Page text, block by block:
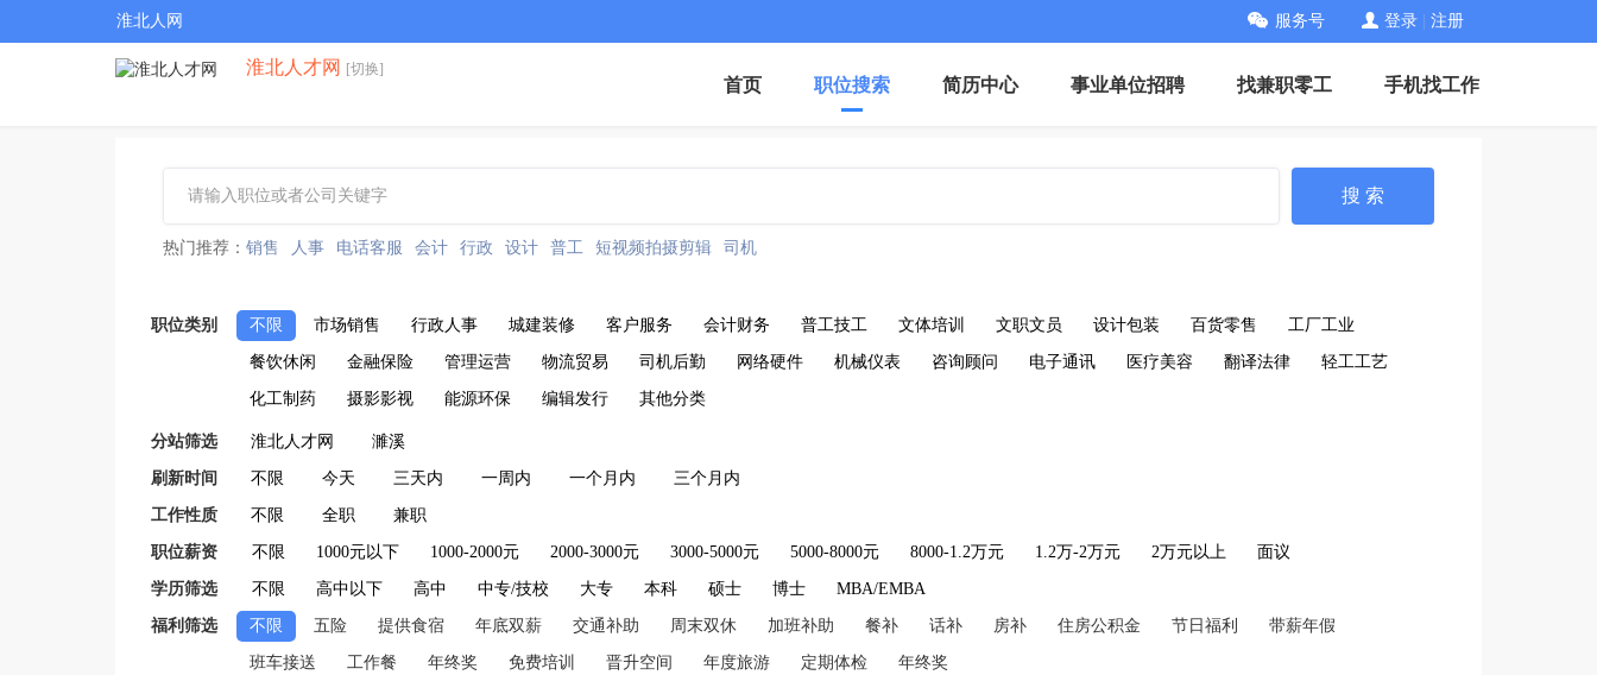
淮北人网 服务号 登录 注册
淮北人才网 [切换]
首页 职位搜索 简历中心 事业单位招聘 找兼职零工 手机找工作
搜 索
热门推荐： 销售 人事 电话客服 会计 行政 设计 普工 短视频拍摄剪辑 司机
职位类别 不限 市场销售 行政人事 城建装修 客户服务 会计财务 普工技工 文体培训 文职文员 设计包装 百货零售 工厂工业
餐饮休闲 金融保险 管理运营 物流贸易 司机后勤 网络硬件 机械仪表 咨询顾问 电子通讯 医疗美容 翻译法律 轻工工艺
化工制药 摄影影视 能源环保 编辑发行 其他分类
分站筛选 淮北人才网 濉溪
刷新时间 不限 今天 三天内 一周内 一个月内 三个月内
工作性质 不限 全职 兼职
职位薪资 不限 1000元以下 1000-2000元 2000-3000元 3000-5000元 5000-8000元 8000-1.2万元 1.2万-2万元 2万元以上 面议
学历筛选 不限 高中以下 高中 中专/技校 大专 本科 硕士 博士 MBA/EMBA
福利筛选 不限 五险 提供食宿 年底双薪 交通补助 周末双休 加班补助 餐补 话补 房补 住房公积金 节日福利 带薪年假
班车接送 工作餐 年终奖 免费培训 晋升空间 年度旅游 定期体检 年终奖